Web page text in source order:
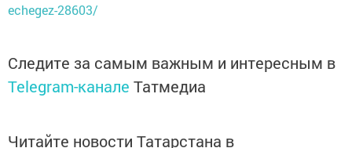
echegez-28603/
Следите за самым важным и интересным в
Telegram-канале Татмедиа
Читайте новости Татарстана в